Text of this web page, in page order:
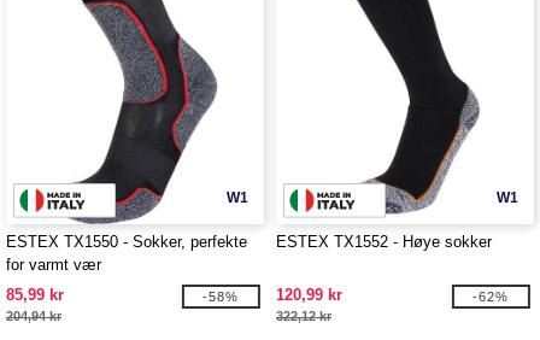
W1
ESTEX TX1550 - Sokker, perfekte
for varmt vær
85,99 kr
204,94 kr
-58%
W1
ESTEX TX1552 - Høye sokker
120,99 kr
322,12 kr
-62%